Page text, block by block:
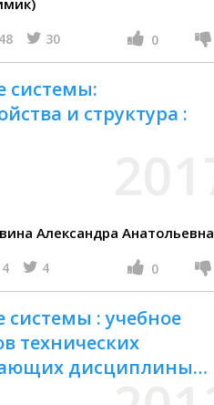
48 30 0
системы:
и структура :
Виктор Иванович, Ревина Александра Анатольевна
4 4 0
: учебное
технических
дисциплины
и "Неорганическая